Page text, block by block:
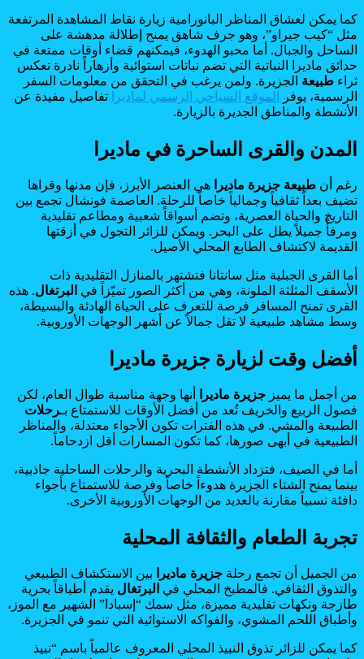
كما يمكن لعشاق المناظر البانورامية زيارة نقاط المشاهدة المرتفعة
مثل “كيب جيراو”، وهو جرف شاهق يمنح إطلالة مدهشة على
الساحل والجبال. أما محبو الهدوء، فيمكنهم قضاء أوقات ممتعة في
حدائق ماديرا النباتية التي تضم نباتات استوائية وأزهاراً نادرة تعكس
ثراء طبيعة الجزيرة. ولمن يرغب في التحقق من معلومات السفر
الرسمية، يوفر
الموقع السياحي الرسمي لماديرا
تفاصيل مفيدة عن
الأنشطة والمناطق الجديرة بالزيارة.
المدن والقرى الساحرة في ماديرا
رغم أن طبيعة جزيرة ماديرا
هي العنصر الأبرز، فإن مدنها وقراها
تضيف بعداً ثقافياً وجمالياً خاصاً للرحلة. العاصمة فونشال تجمع بين
التاريخ والحياة العصرية، وتضم أسواقاً شعبية ومطاعم تقليدية
ومرفأً جميلاً يطل على البحر. ويمكن للزائر التجول في أزقتها
القديمة لاكتشاف الطابع المحلي الأصيل.
أما القرى الجبلية مثل سانتانا فتشتهر بالمنازل التقليدية ذات
الأسقف المثلثة الملونة، وهي من أكثر الصور تميّزاً في البرتغال. هذه
القرى تمنح المسافر فرصة للتعرف على الحياة الهادئة والبسيطة،
وسط مشاهد طبيعية لا تقل جمالاً عن أشهر الوجهات الأوروبية.
أفضل وقت لزيارة جزيرة ماديرا
من أجمل ما يميز جزيرة ماديرا
أنها وجهة مناسبة طوال العام، لكن
فصول الربيع والخريف تُعد من أفضل الأوقات للاستمتاع بـرحلات
الطبيعة والمشي. في هذه الفترات تكون الأجواء معتدلة، والمناظر
الطبيعية في أبهى صورها، كما تكون المسارات أقل ازدحاماً.
أما في الصيف، فتزداد الأنشطة البحرية والرحلات الساحلية جاذبية،
بينما يمنح الشتاء الجزيرة هدوءاً خاصاً وفرصة للاستمتاع بأجواء
دافئة نسبياً مقارنة بالعديد من الوجهات الأوروبية الأخرى.
تجربة الطعام والثقافة المحلية
من الجميل أن تجمع رحلة جزيرة ماديرا
بين الاستكشاف الطبيعي
والتذوق الثقافي. فالمطبخ المحلي في البرتغال يقدم أطباقاً بحرية
طازجة ونكهات تقليدية مميزة، مثل سمك “إسبادا” الشهير مع الموز،
وأطباق اللحم المشوي، والفواكه الاستوائية التي تنمو في الجزيرة.
كما يمكن للزائر تذوق النبيذ المحلي المعروف عالمياً باسم “نبيذ